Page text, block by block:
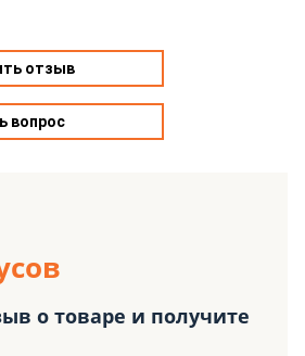
отзыв
вопрос
о товаре и получите